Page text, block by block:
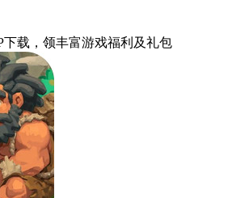
下载 ，领丰富游戏福利 及礼包